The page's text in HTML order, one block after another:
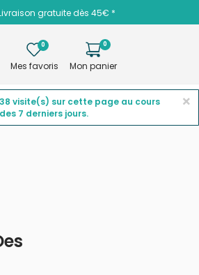
gratuite dès 45€ *
0
Mes favoris
0
Mon panier
Top ventesPromotions ×
38 visite(s) sur cette page au cours
des 7 derniers jours.